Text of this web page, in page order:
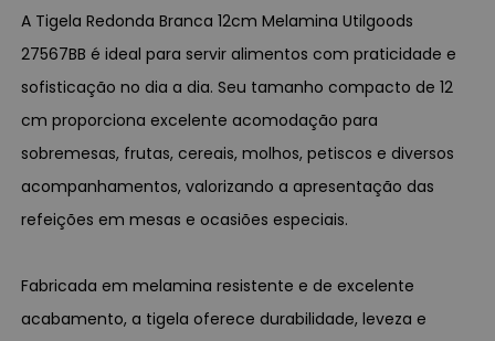
A Tigela Redonda Branca 12cm Melamina Utilgoods
27567BB é ideal para servir alimentos com praticidade e
sofisticação no dia a dia. Seu tamanho compacto de 12
cm proporciona excelente acomodação para
sobremesas, frutas, cereais, molhos, petiscos e diversos
acompanhamentos, valorizando a apresentação das
refeições em mesas e ocasiões especiais.
Fabricada em melamina resistente e de excelente
acabamento, a tigela oferece durabilidade, leveza e